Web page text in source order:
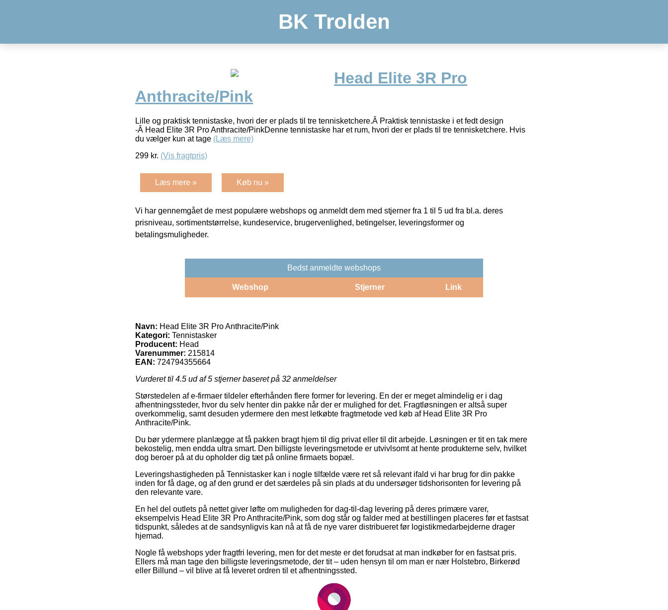
BK Trolden
Head Elite 3R Pro
Anthracite/Pink
Lille og praktisk tennistaske, hvori der er plads til tre tennisketchere.Â Praktisk tennistaske i et fedt design
-Â Head Elite 3R Pro Anthracite/PinkDenne tennistaske har et rum, hvori der er plads til tre tennisketchere. Hvis
du vælger kun at tage (Læs mere)
299 kr. (Vis fragtpris)
Læs mere » Køb nu »
Vi har gennemgået de mest populære webshops og anmeldt dem med stjerner fra 1 til 5 ud fra bl.a. deres
prisniveau, sortimentstørrelse, kundeservice, brugervenlighed, betingelser, leveringsformer og
betalingsmuligheder.
Bedst anmeldte webshops
Webshop Stjerner Link
Navn: Head Elite 3R Pro Anthracite/Pink
Kategori: Tennistasker
Producent: Head
Varenummer: 215814
EAN: 724794355664
Vurderet til 4.5 ud af 5 stjerner baseret på 32 anmeldelser
Størstedelen af e-firmaer tildeler efterhånden flere former for levering. En der er meget almindelig er i dag
afhentningssteder, hvor du selv henter din pakke når der er mulighed for det. Fragtløsningen er altså super
overkommelig, samt desuden ydermere den mest letkøbte fragtmetode ved køb af Head Elite 3R Pro
Anthracite/Pink.
Du bør ydermere planlægge at få pakken bragt hjem til dig privat eller til dit arbejde. Løsningen er tit en tak mere
bekostelig, men endda ultra smart. Den billigste leveringsmetode er utvivlsomt at hente produkterne selv, hvilket
dog beroer på at du opholder dig tæt på online firmaets bopæl.
Leveringshastigheden på Tennistasker kan i nogle tilfælde være ret så relevant ifald vi har brug for din pakke
inden for få dage, og af den grund er det særdeles på sin plads at du undersøger tidshorisonten for levering på
den relevante vare.
En hel del outlets på nettet giver løfte om muligheden for dag-til-dag levering på deres primære varer,
eksempelvis Head Elite 3R Pro Anthracite/Pink, som dog står og falder med at bestillingen placeres før et fastsat
tidspunkt, således at de sandsynligvis kan nå at få de nye varer distribueret før logistikmedarbejderne drager
hjemad.
Nogle få webshops yder fragtfri levering, men for det meste er det forudsat at man indkøber for en fastsat pris.
Ellers må man tage den billigste leveringsmetode, der tit – uden hensyn til om man er nær Holstebro, Birkerød
eller Billund – vil blive at få leveret ordren til et afhentningssted.